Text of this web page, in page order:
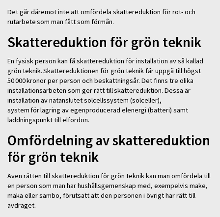
Det går däremot inte att omfördela skattereduktion för rot- och
rutarbete som man fått som förmån.
Skattereduktion för grön teknik
En fysisk person kan få skattereduktion för installation av så kallad
grön teknik. Skattereduktionen för grön teknik får uppgå till högst
50 000 kronor per person och beskattningsår. Det finns tre olika
installationsarbeten som ger rätt till skattereduktion. Dessa är
installation av nätanslutet solcellssystem (solceller),
system för lagring av egenproducerad elenergi (batteri) samt
laddningspunkt till elfordon.
Omfördelning av skattereduktion
för grön teknik
Även rätten till skattereduktion för grön teknik kan man omfördela till
en person som man har hushållsgemenskap med, exempelvis make,
maka eller sambo, förutsatt att den personen i övrigt har rätt till
avdraget.